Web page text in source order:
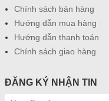
Chính sách bán hàng
Hướng dẫn mua hàng
Hướng dẫn thanh toán
Chính sách giao hàng
ĐĂNG KÝ NHẬN TIN